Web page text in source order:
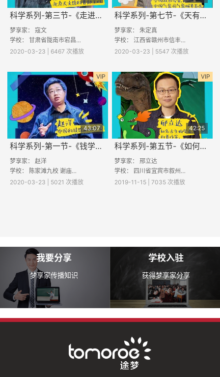
科学系列-第三节-《走进美丽的星空》
梦享家： 寇文
学校： 甘肃省陇南市宕昌县哈达铺镇树布小学 河南省开封市兰考县谷营镇程场小学 山西省吕梁市汾阳市栗家庄乡南垣村寨小学 山西省吕梁市临县临
2020-03-23 | 6467 次播放
科学系列-第七节-《天有不测风云？》
梦享家： 朱定真
学校： 江西省赣州市信丰县小河镇长陵小学 江西省抚州市荣山镇付家小学 山西省吕梁市汾阳市栗家庄乡南垣村寨小学 甘肃省陇南市西和县石峡镇
2020-03-23 | 5547 次播放
VIP
43:07
科学系列-第一节-《钱学森与崛起中的航天大国》
梦享家： 赵洋
学校： 陈家滩九校 谢庙小学 鸿溪小学 石村小学 尚台回族小学
2020-03-23 | 5021 次播放
VIP
42:25
科学系列-第五节-《如何科学地吃掉一只恐龙》
梦享家： 郉立达
学校： 四川省宜宾市叙州区双龙镇金山村小学校 河北省保定市容城县南张镇段庄小学 广西壮族自治区富川瑶族自治县古城镇山田完全小学 西省赣
2019-11-15 | 7035 次播放
我要分享
梦享家传播知识
学校入驻
获得梦享家分享